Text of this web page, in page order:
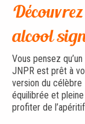
alcool
Vous pensez
JNPR est prêt à
version du célèbre
équilibrée et
profiter de